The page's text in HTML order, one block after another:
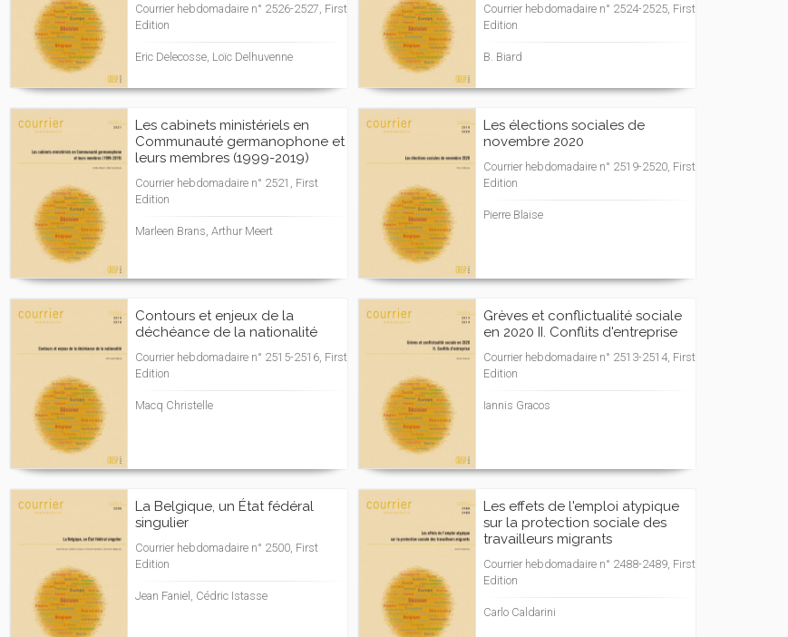
Courrier hebdomadaire n° 2526-2527, First
Edition
Eric Delecosse, Loïc Delhuvenne
Courrier hebdomadaire n° 2524-2525, First
Edition
B. Biard
Les cabinets ministériels en
Communauté germanophone et
leurs membres (1999-2019)
Courrier hebdomadaire n° 2521, First
Edition
Marleen Brans, Arthur Meert
Les élections sociales de
novembre 2020
Courrier hebdomadaire n° 2519-2520, First
Edition
Pierre Blaise
Contours et enjeux de la
déchéance de la nationalité
Courrier hebdomadaire n° 2515-2516, First
Edition
Macq Christelle
Grèves et conflictualité sociale
en 2020 II. Conflits d'entreprise
Courrier hebdomadaire n° 2513-2514, First
Edition
Iannis Gracos
La Belgique, un État fédéral
singulier
Courrier hebdomadaire n° 2500, First
Edition
Jean Faniel, Cédric Istasse
Les effets de l'emploi atypique
sur la protection sociale des
travailleurs migrants
Courrier hebdomadaire n° 2488-2489, First
Edition
Carlo Caldarini